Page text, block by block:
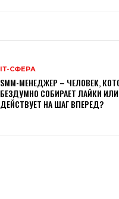
ІТ-СФЕРА
SMM-МЕНЕДЖЕР – ЧЕЛОВЕК,
БЕЗДУМНО СОБИРАЕТ ЛАЙКИ
ДЕЙСТВУЕТ НА ШАГ ВПЕРЕД?